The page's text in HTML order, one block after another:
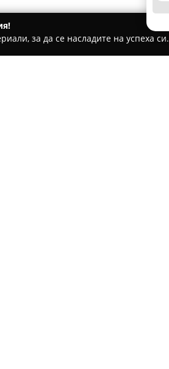
за да се насладите на успеха си.